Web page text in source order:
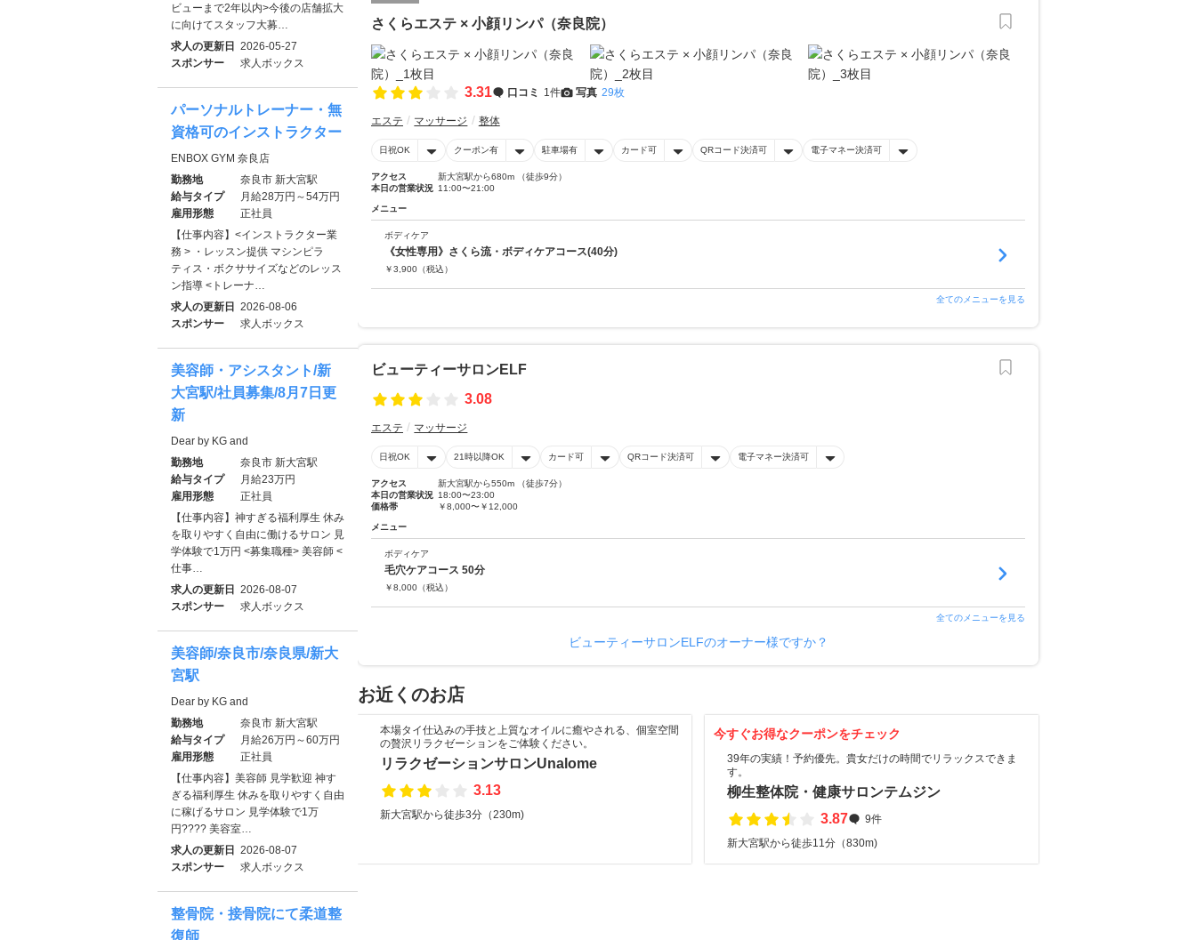
さくらエステ × 小顔リンパ（奈良院）
3.31 口コミ 1件 写真 29枚
エステ マッサージ 整体
日祝OK クーポン有 駐車場有 カード可 QRコード決済可 電子マネー決済可
アクセス
新大宮駅から680m （徒歩9分）
本日の営業状況 11:00〜21:00
メニュー
ボディケア
《女性専用》さくら流・ボディケアコース(40分)
￥3,900 （税込）
全てのメニューを見る
ビューティーサロンELF
3.08
エステ マッサージ
日祝OK 21時以降OK カード可 QRコード決済可 電子マネー決済可
アクセス
新大宮駅から550m （徒歩7分）
本日の営業状況 18:00〜23:00
価格帯
￥8,000〜￥12,000
メニュー
ボディケア
毛穴ケアコース 50分
￥8,000 （税込）
全てのメニューを見る
ビューティーサロンELFのオーナー様ですか？
お近くのお店
本場タイ仕込みの手技と上質なオイルに癒やされる、個室空間
の贅沢リラクゼーションをご体験ください。
リラクゼーションサロンUnalome
3.13
新大宮駅から徒歩3分（230m)
今すぐお得なクーポンをチェック
39年の実績！予約優先。貴女だけの時間でリラックスできま
す。
柳生整体院・健康サロンテムジン
3.87
9件
新大宮駅から徒歩11分（830m)
ビューまで2年以内>今後の店舗拡大
に向けてスタッフ大募…
求人の更新日 2026-05-27
スポンサー
求人ボックス
パーソナルトレーナー・無
資格可のインストラクター
ENBOX GYM 奈良店
勤務地
奈良市 新大宮駅
給与タイプ
月給28万円～54万円
雇用形態
正社員
【仕事内容】<インストラクター業
務 > ・レッスン提供 マシンピラ
ティス・ボクササイズなどのレッス
ン指導 <トレーナ…
求人の更新日 2026-08-06
スポンサー
求人ボックス
美容師・アシスタント/新
大宮駅/社員募集/8月7日更
新
Dear by KG and
勤務地
奈良市 新大宮駅
給与タイプ
月給23万円
雇用形態
正社員
【仕事内容】神すぎる福利厚生 休み
を取りやすく自由に働けるサロン 見
学体験で1万円 <募集職種> 美容師 <
仕事…
求人の更新日 2026-08-07
スポンサー
求人ボックス
美容師/奈良市/奈良県/新大
宮駅
Dear by KG and
勤務地
奈良市 新大宮駅
給与タイプ
月給26万円～60万円
雇用形態
正社員
【仕事内容】美容師 見学歓迎 神す
ぎる福利厚生 休みを取りやすく自由
に稼げるサロン 見学体験で1万
円???? 美容室…
求人の更新日 2026-08-07
スポンサー
求人ボックス
整骨院・接骨院にて柔道整
復師